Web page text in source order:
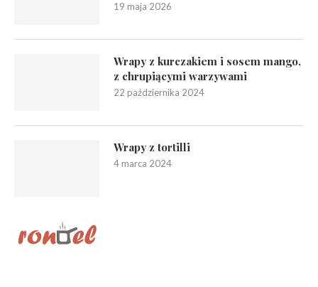
19 maja 2026
Wrapy z kurczakiem i sosem mango,
z chrupiącymi warzywami
22 października 2024
Wrapy z tortilli
4 marca 2024